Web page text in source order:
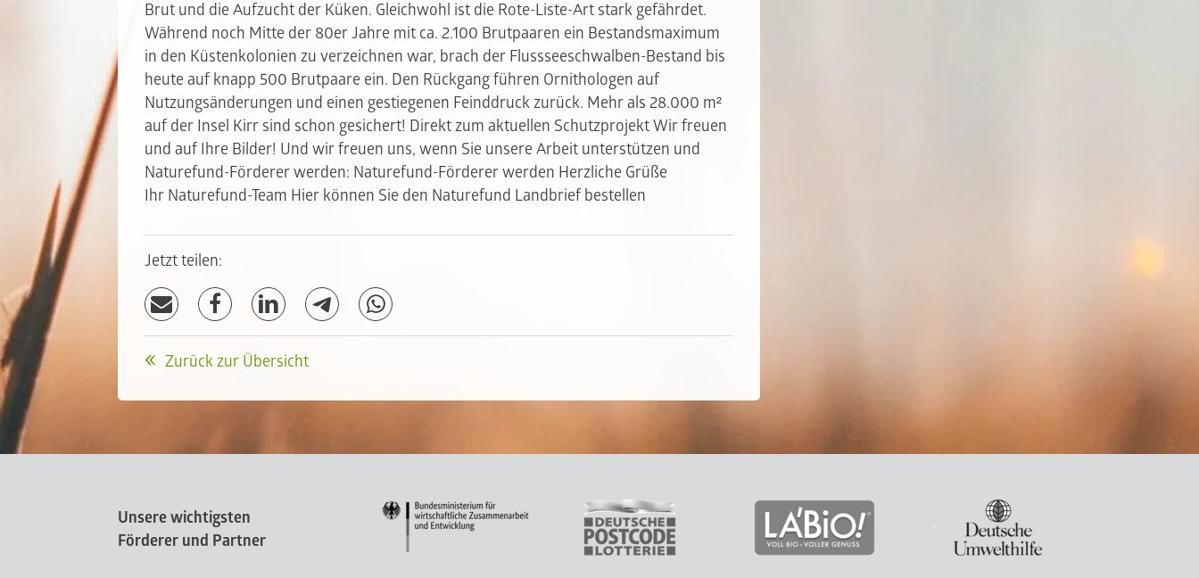
Brut und die Aufzucht der Küken. Gleichwohl ist die Rote-Liste-Art stark gefährdet.
Während noch Mitte der 80er Jahre mit ca. 2.100 Brutpaaren ein Bestandsmaximum
in den Küstenkolonien zu verzeichnen war, brach der Flussseeschwalben-Bestand bis
heute auf knapp 500 Brutpaare ein. Den Rückgang führen Ornithologen auf
Nutzungsänderungen und einen gestiegenen Feinddruck zurück. Mehr als 28.000 m²
auf der Insel Kirr sind schon gesichert! Direkt zum aktuellen Schutzprojekt Wir freuen
und auf Ihre Bilder! Und wir freuen uns, wenn Sie unsere Arbeit unterstützen und
Naturefund-Förderer werden: Naturefund-Förderer werden Herzliche Grüße
Ihr Naturefund-Team Hier können Sie den Naturefund Landbrief bestellen
Jetzt teilen:
Zurück zur Übersicht
Unsere wichtigsten
Förderer und Partner